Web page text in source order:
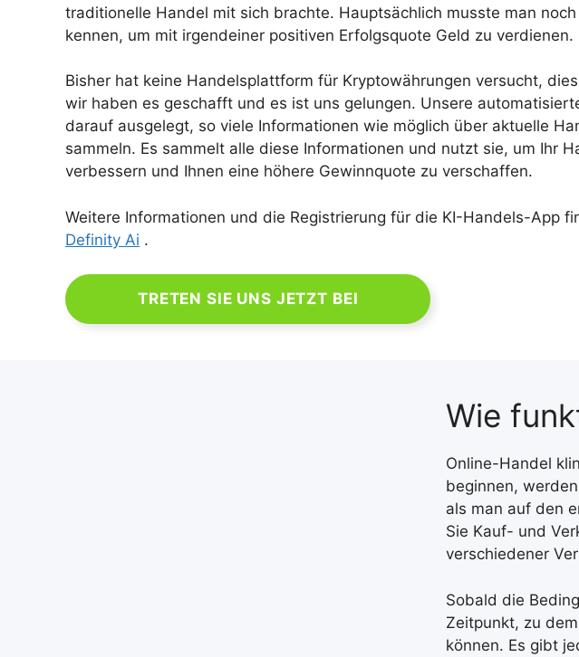
traditionelle Handel mit sich brachte. Hauptsächlich musste man
kennen, um mit irgendeiner positiven Erfolgsquote Geld zu verdienen.
Bisher hat keine Handelsplattform für Kryptowährungen versucht,
wir haben es geschafft und es ist uns gelungen. Unsere
darauf ausgelegt, so viele Informationen wie möglich über aktuelle
sammeln. Es sammelt alle diese Informationen und nutzt sie, um Ihr
verbessern und Ihnen eine höhere Gewinnquote zu verschaffen.
Weitere Informationen und die Registrierung für die KI-Handels-App
Definity Ai .
TRETEN SIE UNS JETZT BEI
Wie
Online-Handel
beginnen,
als man auf den
Sie Kauf- und
verschiedener
Sobald die
Zeitpunkt, zu
können. Es gibt